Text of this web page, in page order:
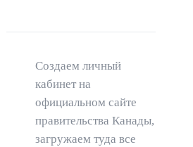
Создаем личный
кабинет на
официальном сайте
правительства Канады,
загружаем туда все